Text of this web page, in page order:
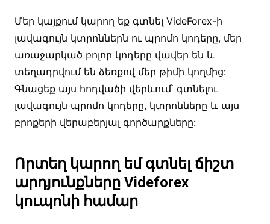
Մեր կայքում կարող եք գտնել VideForex-ի
լավագույն կտրոններն ու պրոմո կոդերը, մեր
առաջարկած բոլոր կոդերը վավեր են և
տեղադրվում են ձեռքով մեր թիմի կողմից:
Գնացեք այս հոդվածի վերևում՝ գտնելու
լավագույն պրոմո կոդերը, կտրոնները և այս
բրոքերի վերաբերյալ գործարքները:
Որտեղ կարող եմ գտնել ճիշտ
արդյունքները Videforex
կուպոնի համար